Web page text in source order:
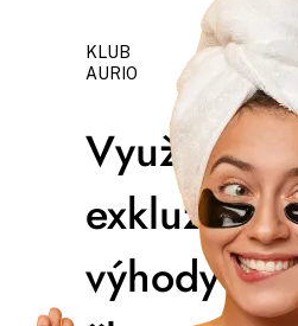
KLUB
AURIO
Využívajte
exkluzívne
výhody